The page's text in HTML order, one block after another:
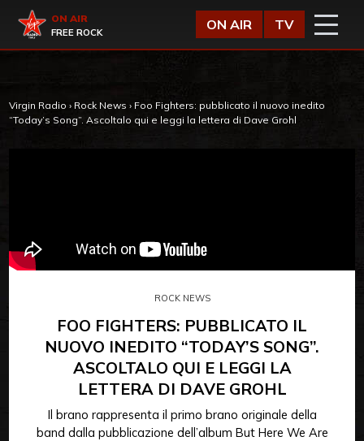
Virgin Radio
ON AIR
FREE ROCK
ON AIR TV
Virgin Radio › Rock News › Foo Fighters: pubblicato il nuovo inedito
“Today’s Song”. Ascoltalo qui e leggi la lettera di Dave Grohl
ROCK NEWS
FOO FIGHTERS: PUBBLICATO IL
NUOVO INEDITO “TODAY’S SONG”.
ASCOLTALO QUI E LEGGI LA
LETTERA DI DAVE GROHL
Il brano rappresenta il primo brano originale della
band dalla pubblicazione dell’album But Here We Are